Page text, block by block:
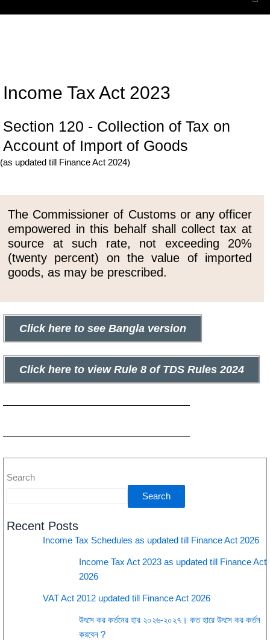
Income Tax Act 2023
Section 120 - Collection of Tax on
Account of Import of Goods
(as updated till Finance Act 2024)
The Commissioner of Customs or any officer
empowered in this behalf shall collect tax at
source at such rate, not exceeding 20%
(twenty percent) on the value of imported
goods, as may be prescribed.
Click here to see Bangla version
Click here to view Rule 8 of TDS Rules 2024
Search
Search
Recent Posts
Income Tax Schedules as updated till Finance Act 2026
Income Tax Act 2023 as updated till Finance Act
2026
VAT Act 2012 updated till Finance Act 2026
উৎসে কর কর্তনের হার ২০২৬-২০২৭। কত হারে উৎসে কর কর্তন
করবেন ?